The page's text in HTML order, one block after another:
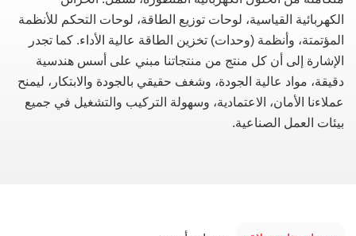
الكهربائية القياسية، لوحات توزيع الطاقة، لوحات التحكم للأنظمة
المؤتمتة، وأنظمة (وحدات) تخزين الطاقة عالية الأداء. كما تجدر
الإشارة إلى أن كل منتج من منتجاتنا مبني على أسس هندسية
دقيقة، مواد عالية الجودة، وشغف حقيقي بالجودة والابتكار، ليمنح
عملاءنا الأمان، الاعتمادية، وسهولة التركيب والتشغيل في جميع
بيئات العمل الصناعية.